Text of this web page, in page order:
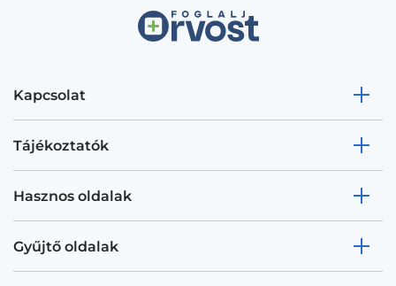
Kapcsolat
Tájékoztatók
Hasznos oldalak
Gyűjtő oldalak